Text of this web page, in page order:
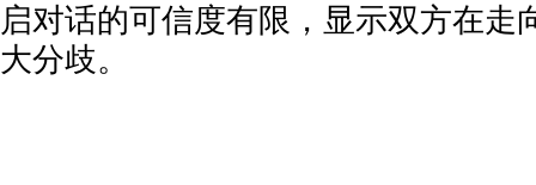
启对话的可信度有限，显示双方在走
大分歧。